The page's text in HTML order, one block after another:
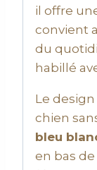
il offre
convient
du
habillé
Le
chien
bleu
en bas